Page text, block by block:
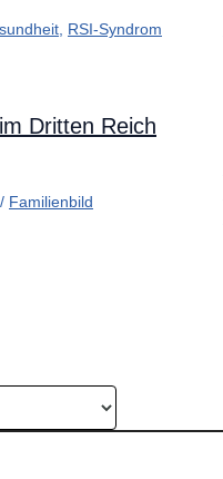
RSI-Syndrom
Dritten Reich
/ Familienbild